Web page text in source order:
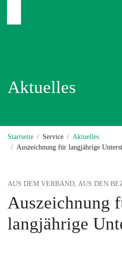
Aktuelles
Startseite Service
Aktuelles
Auszeichnung für langjährige
AUS DEM VERBAND, AUS DEN
Auszeichnung
langjährige